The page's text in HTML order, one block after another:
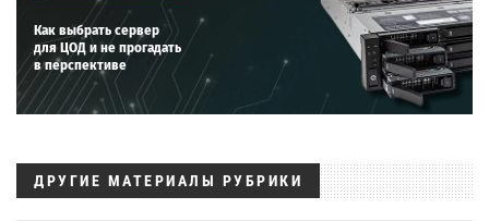
Как выбрать сервер
для ЦОД и не прогадать
в перспективе
ДРУГИЕ МАТЕРИАЛЫ РУБРИКИ